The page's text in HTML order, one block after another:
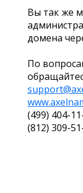
Вы так же
домена
По
(499) 404-
(812) 309-